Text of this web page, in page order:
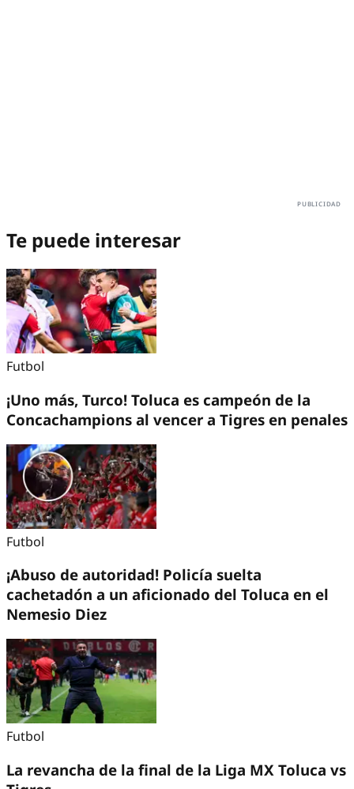
Te puede interesar
Futbol
¡Uno más, Turco! Toluca es campeón de la
Concachampions al vencer a Tigres en penales
Futbol
¡Abuso de autoridad! Policía suelta
cachetadón a un aficionado del Toluca en el
Nemesio Diez
Futbol
La revancha de la final de la Liga MX Toluca vs